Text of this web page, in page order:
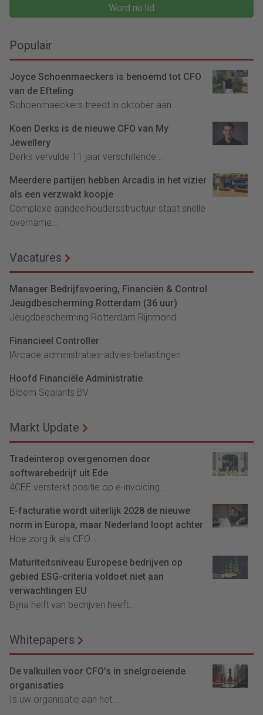
Word nu lid
Populair
Joyce Schoenmaeckers is benoemd tot CFO
van de Efteling
Schoenmaeckers treedt in oktober aan....
Koen Derks is de nieuwe CFO van My
Jewellery
Derks vervulde 11 jaar verschillende...
Meerdere partijen hebben Arcadis in het vizier
als een verzwakt koopje
Complexe aandeelhoudersstructuur staat snelle
overname...
Vacatures
Manager Bedrijfsvoering, Financiën & Control
Jeugdbescherming Rotterdam (36 uur)
Jeugdbescherming Rotterdam Rijnmond
Financieel Controller
lArcade administraties-advies-belastingen
Hoofd Financiële Administratie
Bloem Sealants BV
Markt Update
Tradeinterop overgenomen door
softwarebedrijf uit Ede
4CEE versterkt positie op e-invoicing...
E-facturatie wordt uiterlijk 2028 de nieuwe
norm in Europa, maar Nederland loopt achter
Hoe zorg ik als CFO...
Maturiteitsniveau Europese bedrijven op
gebied ESG-criteria voldoet niet aan
verwachtingen EU
Bijna helft van bedrijven heeft...
Whitepapers
De valkuilen voor CFO’s in snelgroeiende
organisaties
Is uw organisatie aan het...